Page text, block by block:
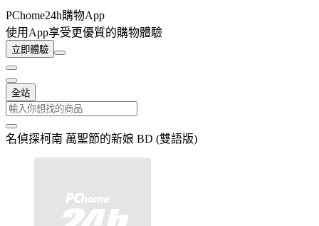
PChome24h購物App
使用App享受更優質的購物體驗
立即體驗
全站
名偵探柯南 萬聖節的新娘 BD (雙語版)